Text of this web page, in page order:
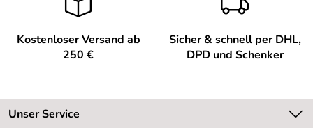
Kostenloser Versand ab
250 €
Sicher & schnell per DHL,
DPD und Schenker
Unser Service